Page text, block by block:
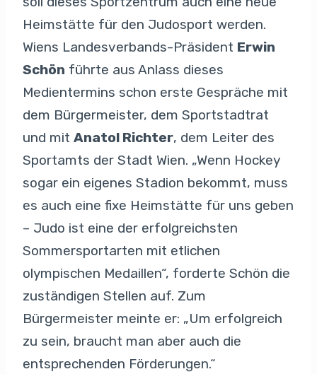
Heimstätte für den Judosport werden.
Wiens Landesverbands-Präsident Erwin
Schön führte aus Anlass dieses
Medientermins schon erste Gespräche mit
dem Bürgermeister, dem Sportstadtrat
und mit Anatol Richter, dem Leiter des
Sportamts der Stadt Wien. „Wenn Hockey
sogar ein eigenes Stadion bekommt, muss
es auch eine fixe Heimstätte für uns geben
– Judo ist eine der erfolgreichsten
Sommersportarten mit etlichen
olympischen Medaillen“, forderte Schön die
zuständigen Stellen auf. Zum
Bürgermeister meinte er: „Um erfolgreich
zu sein, braucht man aber auch die
entsprechenden Förderungen.“